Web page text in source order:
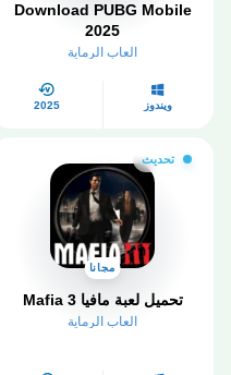
Download PUBG Mobile
2025
العاب الرماية
ويندوز 2025
تحديث
مجانا
تحميل لعبة مافيا 3 Mafia
العاب الرماية